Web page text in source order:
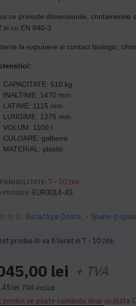
ce priveste dimensiunile, containerele
si cu EN 840-3.
la expunere si contact biologic,
CAPACITATE: 510 kg
INALTIME: 1470 mm
LATIME: 1115 mm
LUNGIME: 1275 mm
VOLUM: 1100 l
CULOARE: galbena
MATERIAL: plastic
7 - 10 zile
PRODUS: EUR0014-4S
produs iti va fi livrat in 7 - 10 zile.
Bazată pe 0 note. - Spune-ţi
lei + TVA
lei TVA inclus
produs se poate comanda doar cu plata